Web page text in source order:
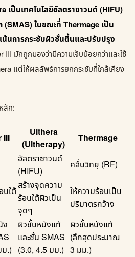
เป็นเทคโนโลยีอัลตราซาวนด์ (HIFU)
(SMAS) ในขณะที่ Thermage เป็น
น้นการกระชับผิวชั้นตื้นและปรับปรุง
III มักถูกมองว่ามีความเจ็บน้อยกว่าและใช้
แต่ให้ผลลัพธ์การยกกระชับที่ใกล้เคียง
ลัก:
III
Ulthera
(Ultherapy)
Thermage
อัลตราซาวนด์
(HIFU)
คลื่นวิทยุ (RF)
นใต้สร้างจุดความ
ร้อนใต้ผิวเป็น
จุดๆ
ให้ความร้อนเป็น
ปริมาตรกว้าง
ง
.)
ผิวชั้นหนังแท้
และชั้น SMAS
(3.0, 4.5 มม.)
ผิวชั้นหนังแท้
(ลึกสุดประมาณ
3 มม.)